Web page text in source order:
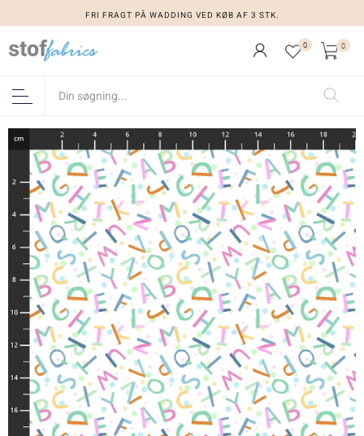
FRI FRAGT PÅ WADDING VED KØB AF 3 STK.
0 0